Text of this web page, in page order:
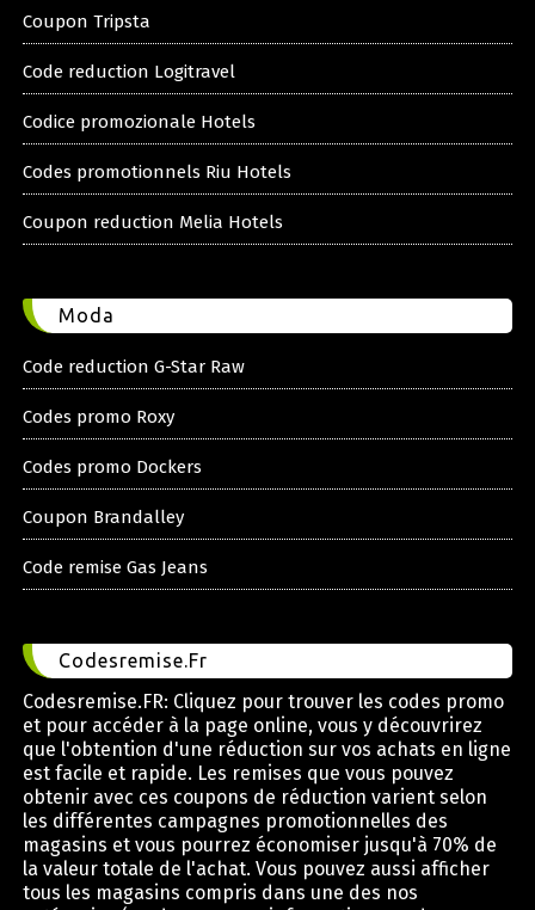
Coupon Tripsta
Code reduction Logitravel
Codice promozionale Hotels
Codes promotionnels Riu Hotels
Coupon reduction Melia Hotels
Moda
Code reduction G-Star Raw
Codes promo Roxy
Codes promo Dockers
Coupon Brandalley
Code remise Gas Jeans
Codesremise.Fr
Codesremise.FR: Cliquez pour trouver les codes promo
et pour accéder à la page online, vous y découvrirez
que l'obtention d'une réduction sur vos achats en ligne
est facile et rapide. Les remises que vous pouvez
obtenir avec ces coupons de réduction varient selon
les différentes campagnes promotionnelles des
magasins et vous pourrez économiser jusqu'à 70% de
la valeur totale de l'achat. Vous pouvez aussi afficher
tous les magasins compris dans une des nos